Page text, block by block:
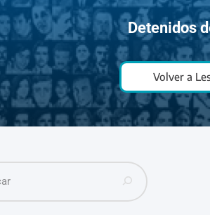
Detenidos
Volver a